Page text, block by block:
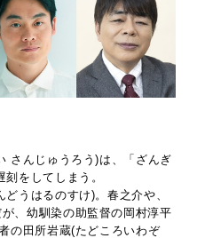
さんじゅうろう)は、「ざんぎ
をしてしまう。
うはるのすけ)。春之介や、
、幼馴染の助監督の岡村淳平
の田所岩蔵(たどころいわぞ